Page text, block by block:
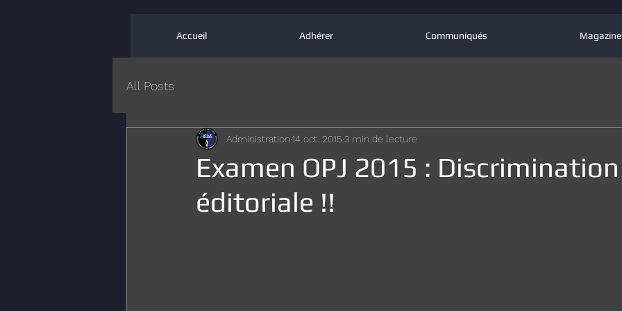
Accueil Adhérer Communiqués
All Posts
Examen OPJ 2015 : Discrimination
éditoriale !!
Administration 14 oct. 2015 3 min de lecture